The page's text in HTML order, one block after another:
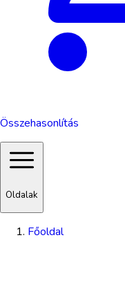
Összehasonlítás
Oldalak
Főoldal